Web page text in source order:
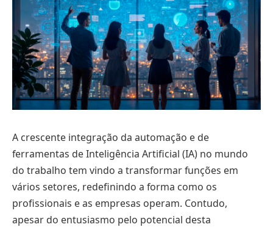
A crescente integração da automação e de
ferramentas de Inteligência Artificial (IA) no mundo
do trabalho tem vindo a transformar funções em
vários setores, redefinindo a forma como os
profissionais e as empresas operam. Contudo,
apesar do entusiasmo pelo potencial desta